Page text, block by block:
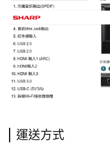
運送方式